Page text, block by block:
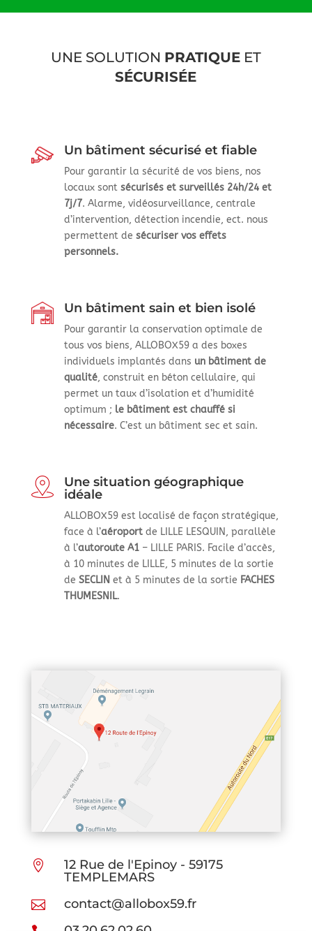
UNE SOLUTION PRATIQUEET
SÉCURISÉE
Un bâtiment sécurisé et fiable
Pour garantir la sécurité de vos biens, nos
locaux sont sécurisés et surveillés 24h/24 et
7j/7. Alarme, vidéosurveillance, centrale
d’intervention, détection incendie, ect. nous
permettent de sécuriser vos effets
personnels.
Un bâtiment sain et bien isolé
Pour garantir la conservation optimale de
tous vos biens, ALLOBOX59 a des boxes
individuels implantés dans un bâtiment de
qualité, construit en béton cellulaire, qui
permet un taux d’isolation et d’humidité
optimum ; le bâtiment est chauffé si
nécessaire. C’est un bâtiment sec et sain.
Une situation géographique
idéale
ALLOBOX59 est localisé de façon stratégique,
face à l’aéroportde LILLE LESQUIN, parallèle
à l’autoroute A1– LILLE PARIS. Facile d’accès,
à 10 minutes de LILLE, 5 minutes de la sortie
de SECLIN et à 5 minutes de la sortie FACHES
THUMESNIL.

12 Rue de l'Epinoy - 59175
TEMPLEMARS
 contact@allobox59.fr